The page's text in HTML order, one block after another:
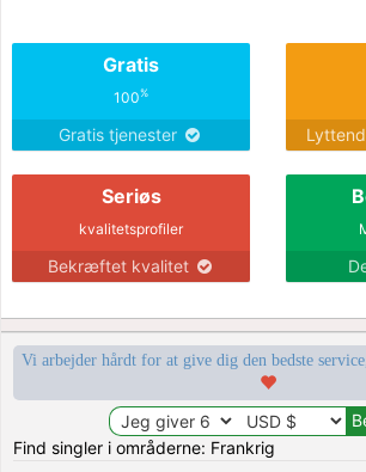
Gratis
100%
Gratis tjenester
Seriøs
kvalitetsprofiler
Bekræftet kvalitet
Vi arbejder hårdt for at give dig den bedste
Find singler i områderne: Frankrig